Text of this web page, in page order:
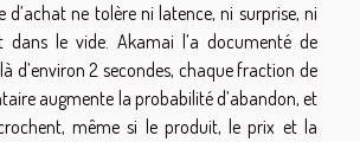
d’achat ne tolère ni latence, ni surprise, ni
dans le vide. Akamai l’a documenté de
d’environ 2 secondes, chaque fraction de
augmente la probabilité d’abandon, et
même si le produit, le prix et la